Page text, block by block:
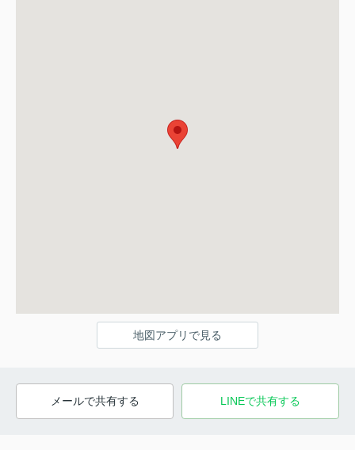
地図アプリで見る
メールで共有する LINEで共有する